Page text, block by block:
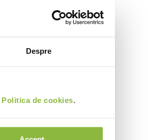
Despre
Politica de cookies.